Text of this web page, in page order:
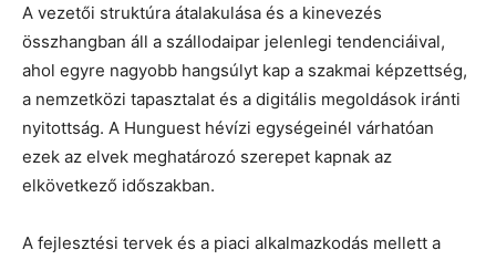
A vezetői struktúra átalakulása és a kinevezés
összhangban áll a szállodaipar jelenlegi tendenciáival,
ahol egyre nagyobb hangsúlyt kap a szakmai képzettség,
a nemzetközi tapasztalat és a digitális megoldások iránti
nyitottság. A Hunguest hévízi egységeinél várhatóan
ezek az elvek meghatározó szerepet kapnak az
elkövetkező időszakban.
A fejlesztési tervek és a piaci alkalmazkodás mellett a